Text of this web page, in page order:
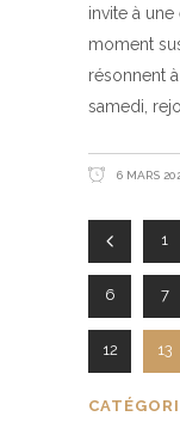
invite à
moment
résonnent
samedi,
6 MARS
1
6 7
12 13